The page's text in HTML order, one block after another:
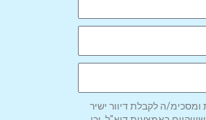
ה לקבלת דיוור ישיר